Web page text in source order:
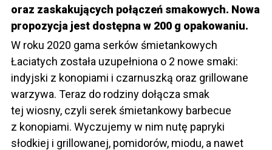
oraz zaskakujących połączeń smakowych. Nowa
propozycja jest dostępna w 200 g opakowaniu.
W roku 2020 gama serków śmietankowych
Łaciatych została uzupełniona o 2 nowe smaki:
indyjski z konopiami i czarnuszką oraz grillowane
warzywa. Teraz do rodziny dołącza smak
tej wiosny, czyli serek śmietankowy barbecue
z konopiami. Wyczujemy w nim nutę papryki
słodkiej i grillowanej, pomidorów, miodu, a nawet